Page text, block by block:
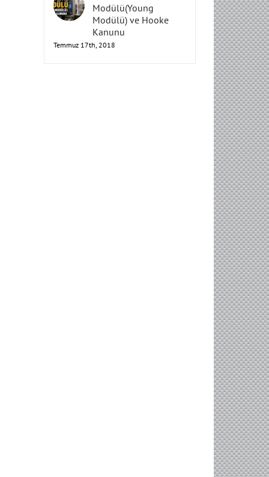
Elastisite
Modülü(Young
Modülü) ve Hooke